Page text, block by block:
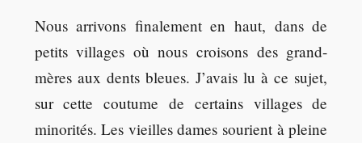
Nous arrivons finalement en haut, dans de
petits villages où nous croisons des grand-
mères aux dents bleues. J’avais lu à ce sujet,
sur cette coutume de certains villages de
minorités. Les vieilles dames sourient à pleine